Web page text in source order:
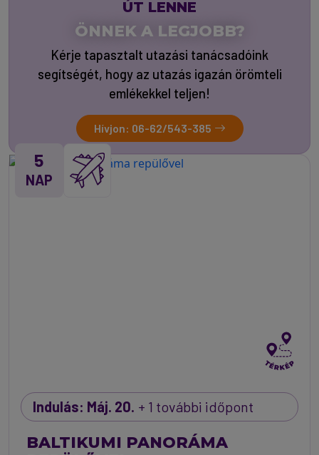
ÚT LENNE
ÖNNEK A LEGJOBB?
Kérje tapasztalt utazási tanácsadóink
segítségét, hogy az utazás igazán örömteli
emlékekkel teljen!
Hívjon: 06-62/543-385
5
NAP
Indulás: Máj. 20. + 1 további időpont
BALTIKUMI PANORÁMA